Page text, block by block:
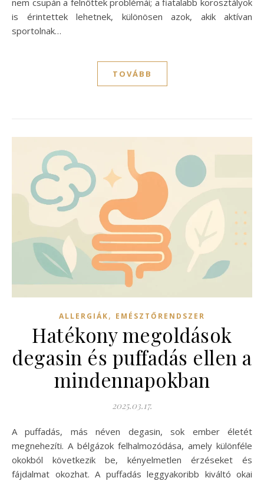
is érintettek lehetnek, különösen azok, akik aktívan
sportolnak…
TOVÁBB
ALLERGIÁK, EMÉSZTŐRENDSZER
Hatékony megoldások
degasin és puffadás ellen a
mindennapokban
2025.03.17.
A puffadás, más néven degasin, sok ember életét
megnehezíti. A bélgázok felhalmozódása, amely különféle
okokból következik be, kényelmetlen érzéseket és
fájdalmat okozhat. A puffadás leggyakoribb kiváltó okai